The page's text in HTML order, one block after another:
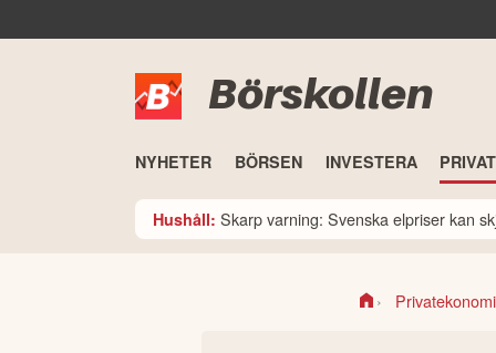
Börskollen
NYHETER BÖRSEN INVESTERA
Hushåll: Skarp varning: Svenska elpriser kan
Privatekonomi